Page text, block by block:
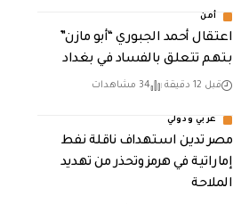
أمن
اعتقال أحمد الجبوري “أبو مازن”
بتهم تتعلق بالفساد في بغداد
قبل 12 دقيقة 34 مشاهدات
عربي ودولي
مصر تدين استهداف ناقلة نفط
إماراتية في هرمز وتحذر من تهديد
الملاحة